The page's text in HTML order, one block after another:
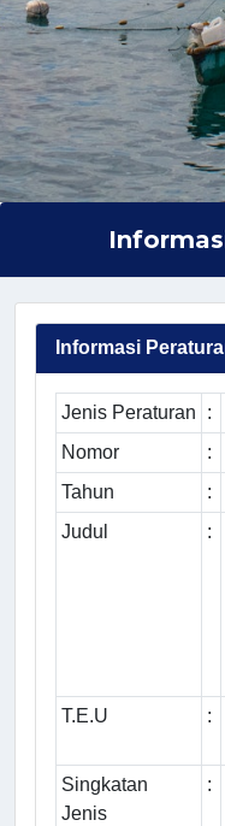
Informasi
Jenis Peraturan :
Nomor
:
Tahun
:
Judul
:
T.E.U
:
Singkatan
Jenis
: